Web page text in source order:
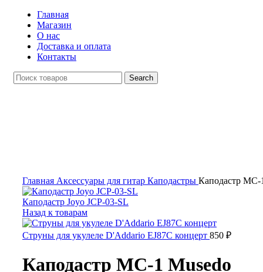
Главная
Магазин
О нас
Доставка и оплата
Контакты
Search
Главная Аксессуары для гитар Каподастры Каподастр MC-
Каподастр Joyo JCP-03-SL
Назад к товарам
Струны для укулеле D'Addario EJ87C концерт 850 ₽
Каподастр MC-1 Musedo